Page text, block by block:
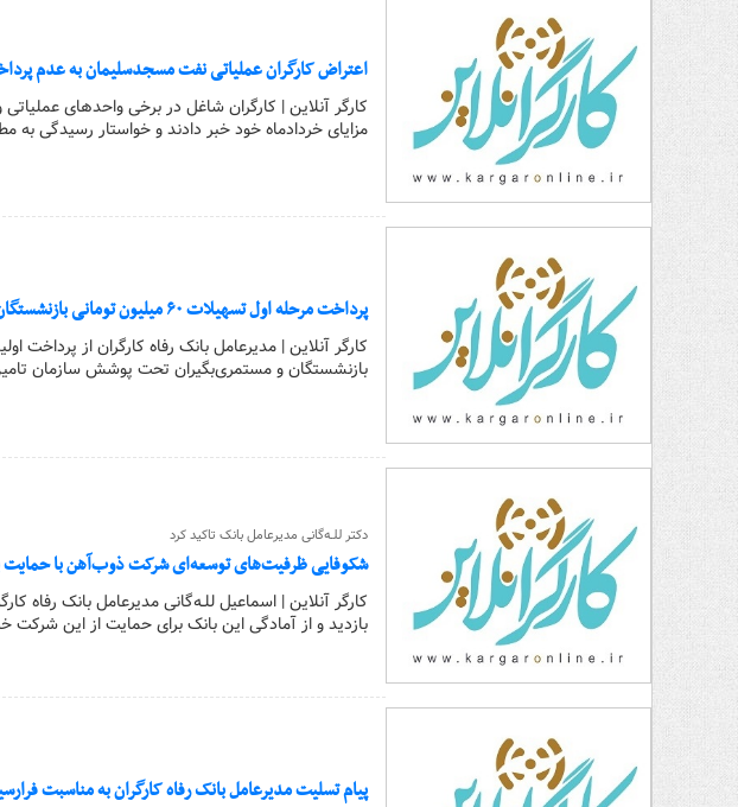
اعتراض کارگران عملیاتی نفت مسجدسلیمان به عدم
کارگر آنلاین | کارگران شاغل در برخی واحدهای
مزایای خردادماه خود خبر دادند و خواستار رسیدگی به
پرداخت مرحله اول تسهیلات ۶۰ میلیون تومانی بازنشستگان تامین اجتماعی
بازنشستگان و مستمری‌بگیران تحت پوشش سازمان
دکتر للـه‌گانی مدیرعامل بانک تاکید کرد
شکوفایی ظرفیت‌های توسعه‌ای شرکت ذوب‌آهن با حمایت‌
کارگر آنلاین | اسماعیل للـه‌گانی مدیرعامل بانک
بازدید و از آمادگی این بانک برای حمایت از این شرکت
پیام تسلیت مدیرعامل بانک رفاه کارگران به مناسبت